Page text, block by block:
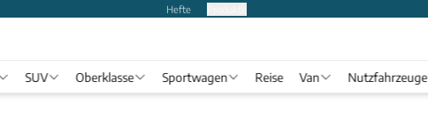
Hefte
SUV Oberklasse Sportwagen Reise Van Nutzfahrzeuge